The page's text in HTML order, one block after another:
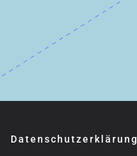
Datenschutzerklärung